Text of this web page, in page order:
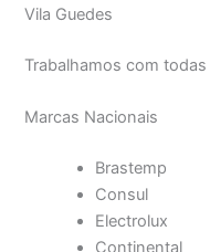
Vila Guedes
Trabalhamos com
Marcas Nacionais
Brastemp
Consul
Electrolux
Continental